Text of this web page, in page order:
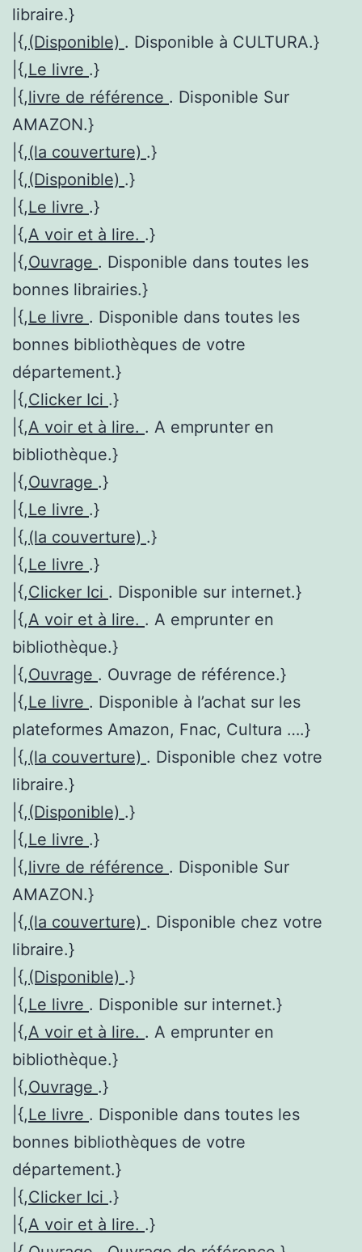
libraire.}
|{,(Disponible) . Disponible à CULTURA.}
|{,Le livre .}
|{,livre de référence . Disponible Sur
AMAZON.}
|{,(la couverture) .}
|{,(Disponible) .}
|{,Le livre .}
|{,A voir et à lire. .}
|{,Ouvrage . Disponible dans toutes les
bonnes librairies.}
|{,Le livre . Disponible dans toutes les
bonnes bibliothèques de votre
département.}
|{,Clicker Ici .}
|{,A voir et à lire. . A emprunter en
bibliothèque.}
|{,Ouvrage .}
|{,Le livre .}
|{,(la couverture) .}
|{,Le livre .}
|{,Clicker Ici . Disponible sur internet.}
|{,A voir et à lire. . A emprunter en
bibliothèque.}
|{,Ouvrage . Ouvrage de référence.}
|{,Le livre . Disponible à l’achat sur les
plateformes Amazon, Fnac, Cultura ….}
|{,(la couverture) . Disponible chez votre
libraire.}
|{,(Disponible) .}
|{,Le livre .}
|{,livre de référence . Disponible Sur
AMAZON.}
|{,(la couverture) . Disponible chez votre
libraire.}
|{,(Disponible) .}
|{,Le livre . Disponible sur internet.}
|{,A voir et à lire. . A emprunter en
bibliothèque.}
|{,Ouvrage .}
|{,Le livre . Disponible dans toutes les
bonnes bibliothèques de votre
département.}
|{,Clicker Ici .}
|{,A voir et à lire. .}